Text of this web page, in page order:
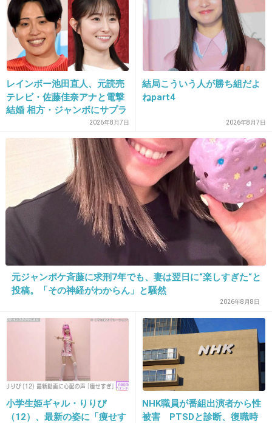
ケミストリー川畑要が離婚発表！「より良い未来のために」決断 ケミスト
リー川畑要が離婚発表「より良い未来のために」決断 ― スポニチ Sponichi
Annex 芸能男性デュオ「ＣＨＥＭＩＳＴＲＹ」（ケミストリー）の川畑要
（３４）が５日夜、自身の公式サイトで離婚を発...
+12 -2
16. 匿名2013/07/17(水) 21:35:23
まぁ芸能人だからね。
アンチがいてもおかしくない。
でもそれをいちいち気にするなら復帰しなくて
も…と思う。
向井理とやってたシェフ役は良かったと思う。
+33
炎上とか叩くトピとか多いけど、ストレス発散
とか嫉みとかでしょ。いいなーと思うなら素直
てくる人物とは
た約1.7キロの追突＝静岡
レインボー池田直人、元読売
テレビ・佐藤佳奈アナと電撃
結婚 相方・ジャンボにサプラ
2026年8月7日
結局こういう人が勝ち組だよ
ねpart4
2026年8月7日
元ジャンポケ斉藤に求刑7年でも、妻は翌日に“楽しすぎた“と
投稿。「その神経がわからん」と騒然
2026年8月8日
小学生姫ギャル・りりぴ
（12）、最新の姿に「痩せす
NHK職員が番組出演者から性
被害 PTSDと診断、復職時